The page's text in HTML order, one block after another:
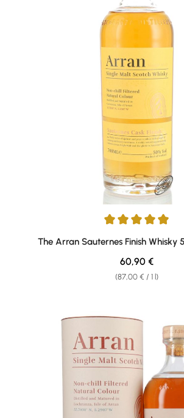
Average rating of 4.91 out of 5 stars
The Arran Sauternes Finish Whisky
(87,00 € / 1 l)
Regular price:
60,90 €